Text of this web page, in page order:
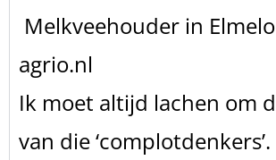
Melkveehouder in
agrio.nl
Ik moet altijd lachen om
van die ‘complotdenkers’.